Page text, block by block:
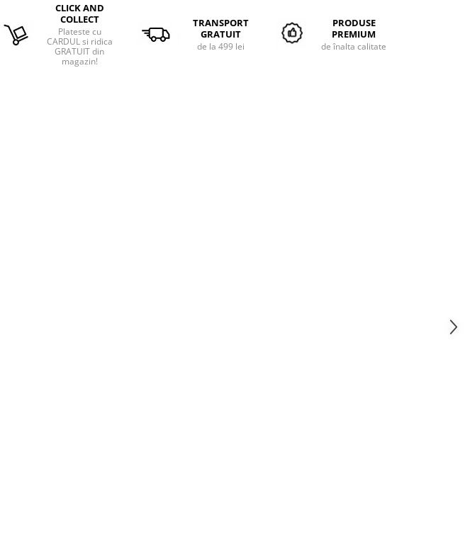
CLICK AND
COLLECT
Plateste cu
CARDUL si ridica
GRATUIT din
magazin!
TRANSPORT
GRATUIT
de la 499 lei
PRODUSE
PREMIUM
de înalta calitate